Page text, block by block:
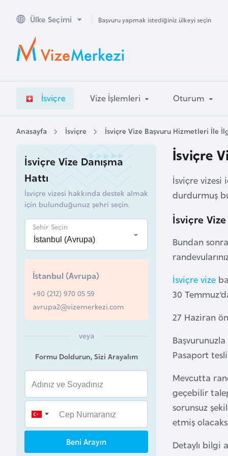
Ülke Seçimi Başvuru yapmak istediğiniz ülkeyi seçin
İsviçre Vize İşlemleri Oturum
Anasayfa İsviçre İsviçre Vize Başvuru Hizmetleri İle
İsviçre
İsviçre vizesi
durdurmuş
İsviçre
Bundan
İsviçre vize
30
27 Haziran
Pasaport
Mevcutta
geçebilir
sorunsuz
etmiş
Detaylı bilgi
İsviçre Vize Danışma
Hattı
İsviçre vizesi hakkında destek almak
için bulunduğunuz şehri seçin.
Şehir Seçin
İstanbul (Avrupa)
+90 (212) 970 05 59
avrupa2@vizemerkezi.com
veya
Formu Doldurun, Sizi Arayalım
Beni Arayın
A
u
s
a
l
u
s
t
u
r
y
a
A
z
e
b
a
y
c
n